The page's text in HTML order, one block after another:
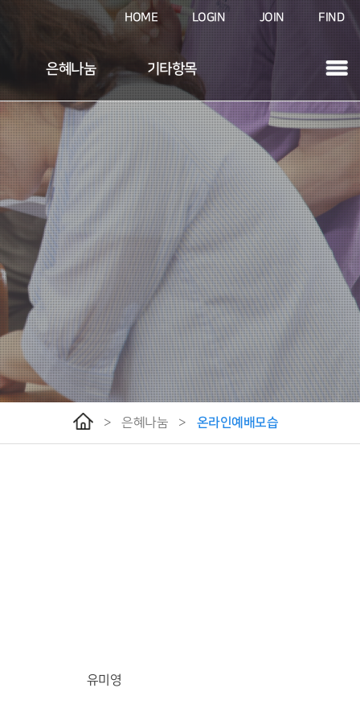
HOME LOGIN JOIN FIND
은혜나눔 기타항목
> 은혜나눔 > 온라인예배모습
유미영